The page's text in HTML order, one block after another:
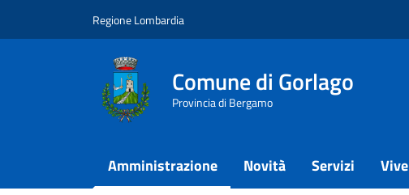
Regione Lombardia
Comune di Gorlago
Provincia di Bergamo
Amministrazione Novità Servizi